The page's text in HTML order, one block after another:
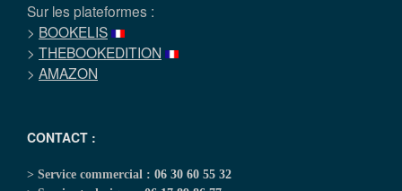
Sur les plateformes :
> BOOKELIS
> THEBOOKEDITION
> AMAZON
CONTACT :
> Service commercial : 06 30 60 55 32